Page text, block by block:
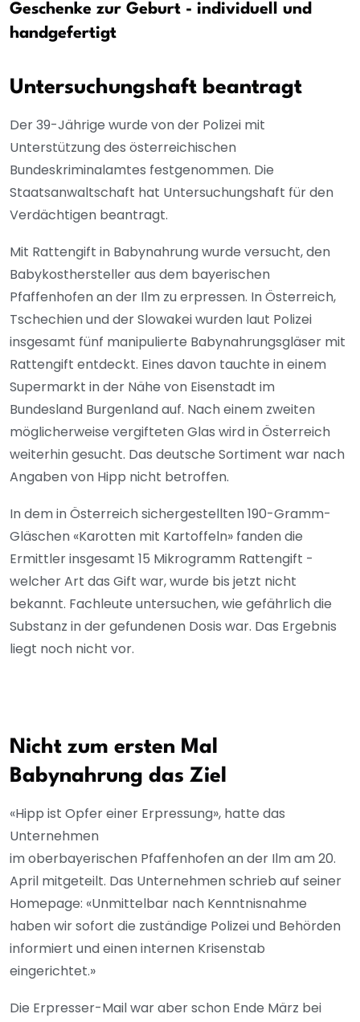
Geschenke zur Geburt - individuell und
handgefertigt
Untersuchungshaft beantragt
Der 39-Jährige wurde von der Polizei mit
Unterstützung des österreichischen
Bundeskriminalamtes festgenommen. Die
Staatsanwaltschaft hat Untersuchungshaft für den
Verdächtigen beantragt.
Mit Rattengift in Babynahrung wurde versucht, den
Babykosthersteller aus dem bayerischen
Pfaffenhofen an der Ilm zu erpressen. In Österreich,
Tschechien und der Slowakei wurden laut Polizei
insgesamt fünf manipulierte Babynahrungsgläser mit
Rattengift entdeckt. Eines davon tauchte in einem
Supermarkt in der Nähe von Eisenstadt im
Bundesland Burgenland auf. Nach einem zweiten
möglicherweise vergifteten Glas wird in Österreich
weiterhin gesucht. Das deutsche Sortiment war nach
Angaben von Hipp nicht betroffen.
In dem in Österreich sichergestellten 190-Gramm-
Gläschen «Karotten mit Kartoffeln» fanden die
Ermittler insgesamt 15 Mikrogramm Rattengift -
welcher Art das Gift war, wurde bis jetzt nicht
bekannt. Fachleute untersuchen, wie gefährlich die
Substanz in der gefundenen Dosis war. Das Ergebnis
liegt noch nicht vor.
Nicht zum ersten Mal
Babynahrung das Ziel
«Hipp ist Opfer einer Erpressung», hatte das
Unternehmen
im oberbayerischen Pfaffenhofen an der Ilm am 20.
April mitgeteilt. Das Unternehmen schrieb auf seiner
Homepage: «Unmittelbar nach Kenntnisnahme
haben wir sofort die zuständige Polizei und Behörden
informiert und einen internen Krisenstab
eingerichtet.»
Die Erpresser-Mail war aber schon Ende März bei